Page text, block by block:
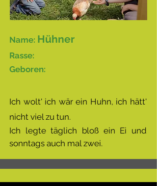
Name: Hühner
Rasse:
Geboren:
Ich wolt' ich wär ein Huhn, ich hätt'
nicht viel zu tun.
Ich legte täglich bloß ein Ei und
sonntags auch mal zwei.